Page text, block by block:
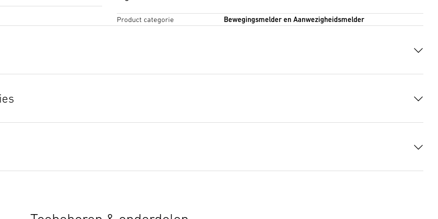
Product categorie Bewegingsmelder en Aanwezigheidsmelder
Quick Start Guide(PDF, 2914 KB)